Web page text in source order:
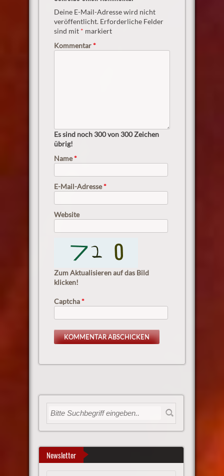
Deine E-Mail-Adresse wird nicht
veröffentlicht. Erforderliche Felder
sind mit * markiert
Kommentar*
Es sind noch 300von 300 Zeichen
übrig!
Name*
E-Mail-Adresse*
Website
Zum Aktualisieren auf das Bild
klicken!
Captcha*
Newsletter